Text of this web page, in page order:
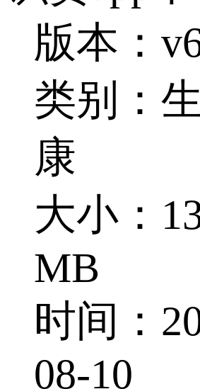
版本：
类别：
康
大小：
MB
时间：
08-10